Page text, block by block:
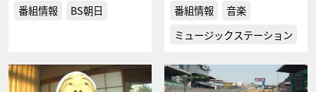
番組情報 BS朝日 番組情報
音楽
ミュージックステーション